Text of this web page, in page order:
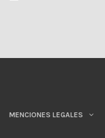
MENCIONES LEGALES